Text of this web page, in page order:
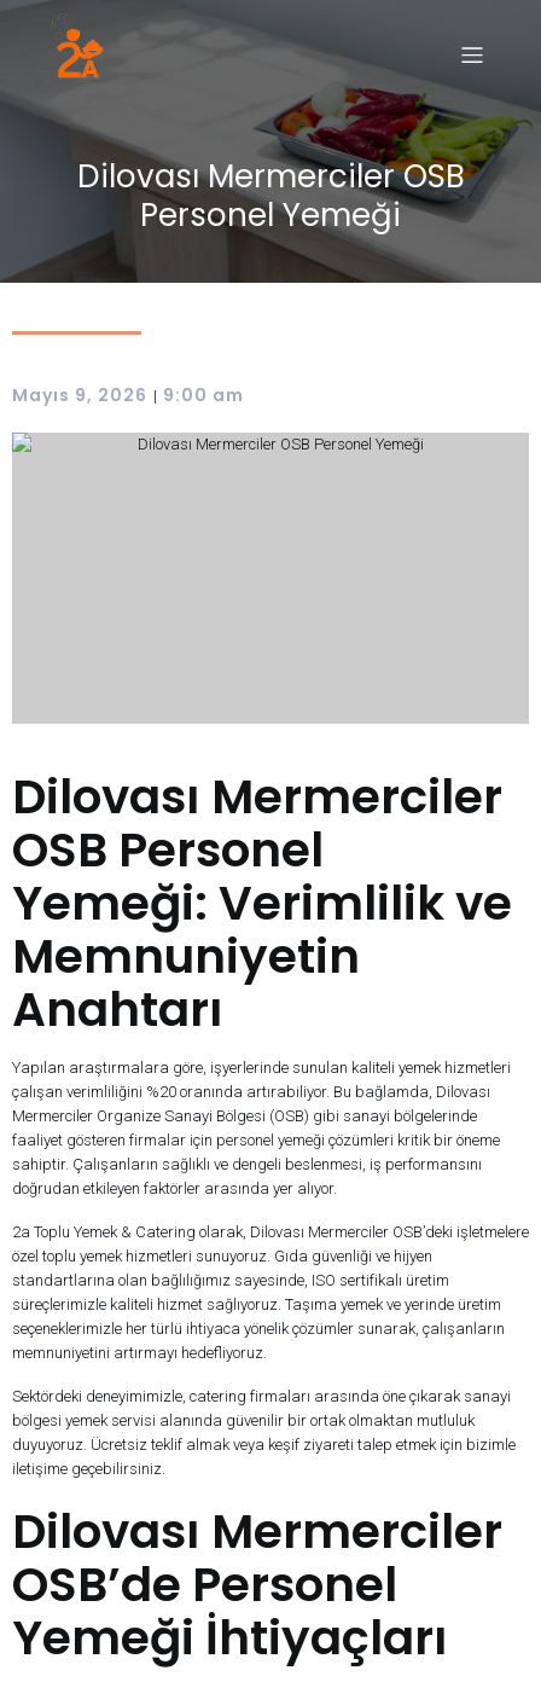
Dilovası Mermerciler OSB
Personel Yemeği
Mayıs 9, 2026 | 9:00 am
Dilovası Mermerciler
OSB Personel
Yemeği: Verimlilik ve
Memnuniyetin
Anahtarı
Yapılan araştırmalara göre, işyerlerinde sunulan kaliteli yemek hizmetleri
çalışan verimliliğini %20 oranında artırabiliyor. Bu bağlamda, Dilovası
Mermerciler Organize Sanayi Bölgesi (OSB) gibi sanayi bölgelerinde
faaliyet gösteren firmalar için personel yemeği çözümleri kritik bir öneme
sahiptir. Çalışanların sağlıklı ve dengeli beslenmesi, iş performansını
doğrudan etkileyen faktörler arasında yer alıyor.
2a Toplu Yemek & Catering olarak, Dilovası Mermerciler OSB’deki işletmelere
özel toplu yemek hizmetleri sunuyoruz. Gıda güvenliği ve hijyen
standartlarına olan bağlılığımız sayesinde, ISO sertifikalı üretim
süreçlerimizle kaliteli hizmet sağlıyoruz. Taşıma yemek ve yerinde üretim
seçeneklerimizle her türlü ihtiyaca yönelik çözümler sunarak, çalışanların
memnuniyetini artırmayı hedefliyoruz.
Sektördeki deneyimimizle, catering firmaları arasında öne çıkarak sanayi
bölgesi yemek servisi alanında güvenilir bir ortak olmaktan mutluluk
duyuyoruz. Ücretsiz teklif almak veya keşif ziyareti talep etmek için bizimle
iletişime geçebilirsiniz.
Dilovası Mermerciler
OSB’de Personel
Yemeği İhtiyaçları